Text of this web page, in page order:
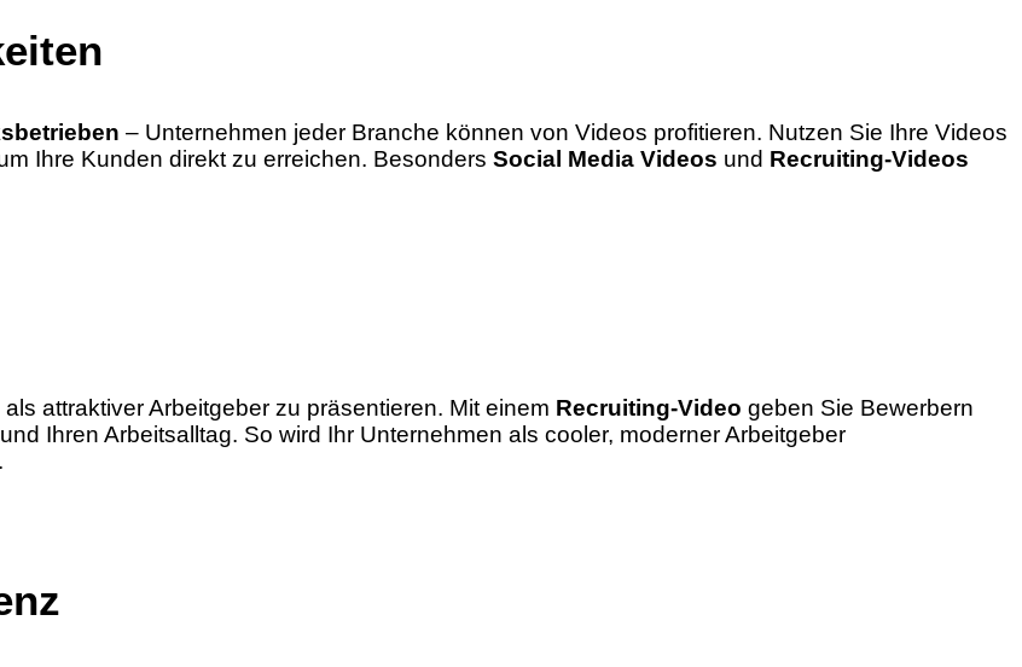
– Unternehmen jeder Branche können von Videos profitieren. Nutzen Sie Ihre Videos
Ihre Kunden direkt zu erreichen. Besonders Social Media Videos und Recruiting-Videos
attraktiver Arbeitgeber zu präsentieren. Mit einem Recruiting-Video geben Sie Bewerbern
Ihren Arbeitsalltag. So wird Ihr Unternehmen als cooler, moderner Arbeitgeber